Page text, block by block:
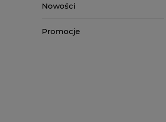
Nowości
Promocje